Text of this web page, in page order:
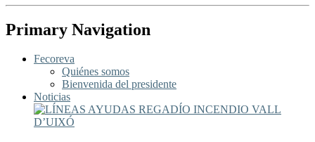
Primary Navigation
Fecoreva
Quiénes somos
Bienvenida del presidente
Noticias